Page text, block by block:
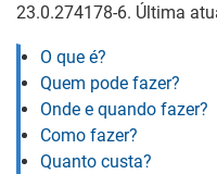
23.0.274178-6. Última
O que é?
Quem pode fazer?
Onde e quando fazer?
Como fazer?
Quanto custa?